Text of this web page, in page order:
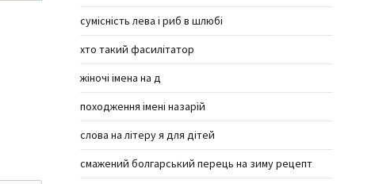
сумісність лева і риб в шлюбі
хто такий фасилітатор
жіночі імена на д
походження імені назарій
слова на літеру я для дітей
смажений болгарський перець на зиму рецепт